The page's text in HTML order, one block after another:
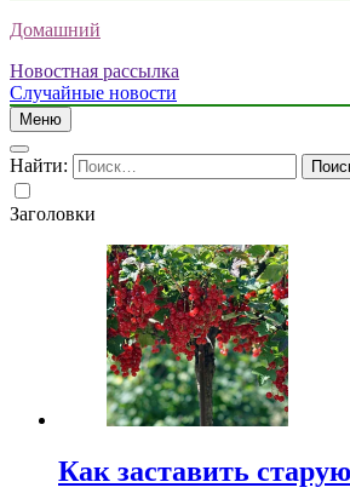
Домашний
Новостная рассылка
Случайные новости
Меню
Найти:
Заголовки
Как заставить